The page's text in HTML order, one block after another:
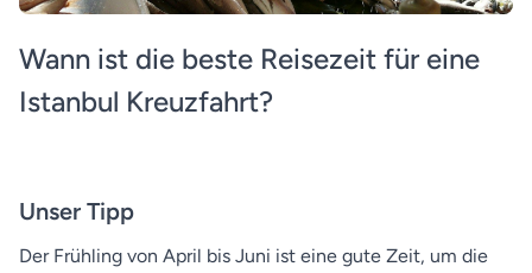
Wann ist die beste Reisezeit für eine
Istanbul Kreuzfahrt?
Unser Tipp
Der Frühling von April bis Juni ist eine gute Zeit, um die